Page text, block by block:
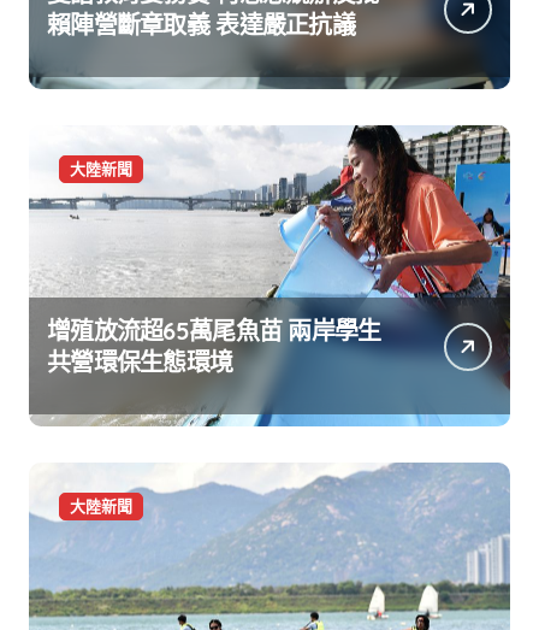
賴陣營斷章取義 表達嚴正抗議
大陸新聞
增殖放流超65萬尾魚苗 兩岸學生
共營環保生態環境
大陸新聞